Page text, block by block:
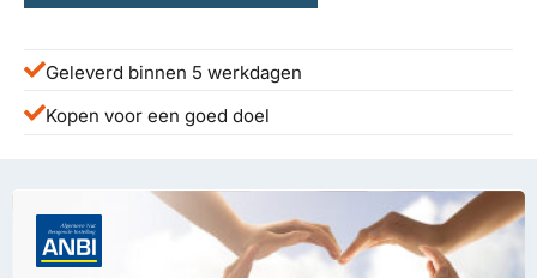
Geleverd binnen 5 werkdagen
Kopen voor een goed doel